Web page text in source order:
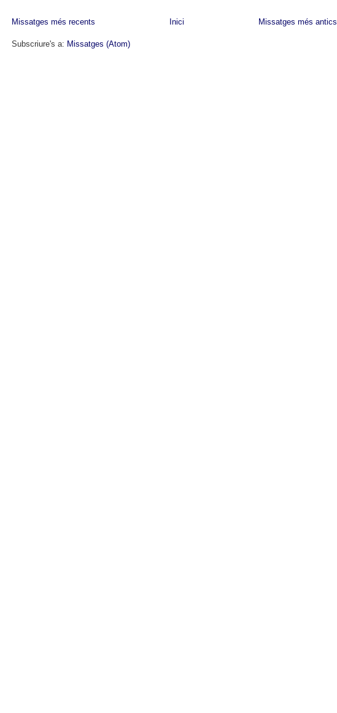
Missatges més recents Missatges més antics
Inici
Subscriure's a: Missatges (Atom)